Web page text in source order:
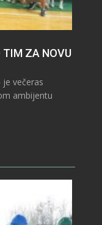
TIM ZA NOVU
je večeras
ambijentu